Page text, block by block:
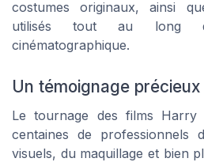
costumes originaux, ainsi
utilisés tout au long
cinématographique.
Un témoignage précieux
Le tournage des films Harry
centaines de professionnels
visuels, du maquillage et bien